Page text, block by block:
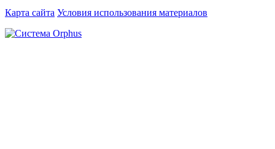
Карта сайта Условия использования материалов